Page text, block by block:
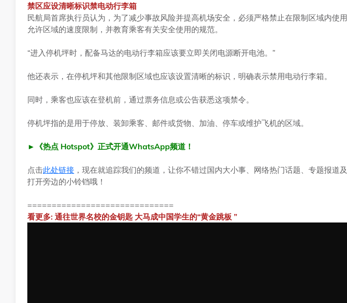
禁区应设清晰标识禁电动行李箱
民航局首席执行员认为，为了减少事故风险并提高机场安全，必须严格禁止在限制区域内使
允许区域的速度限制，并教育乘客有关安全使用的规范。
“进入停机坪时，配备马达的电动行李箱应该要立即关闭电源断开电池。”
他还表示，在停机坪和其他限制区域也应该设置清晰的标识，明确表示禁用电动行李箱。
同时，乘客也应该在登机前，通过票务信息或公告获悉这项禁令。
停机坪指的是用于停放、装卸乘客、邮件或货物、加油、停车或维护飞机的区域。
►《热点 Hotspot》正式开通WhatsApp频道！
点击此处链接 ，现在就追踪我们的频道，让你不错过国内大小事、网络热门话题、专题报道
打开旁边的小铃铛哦！
==============================
看更多: 通往世界名校的金钥匙 大马成中国学生的“黄金跳板 ”